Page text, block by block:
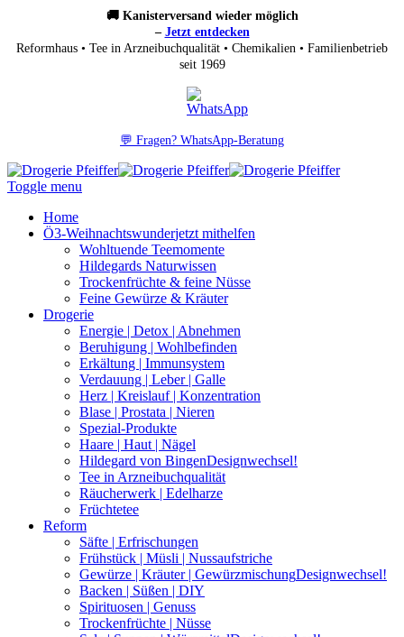
🚚 Kanisterversand wieder möglich
– Jetzt entdecken
Reformhaus • Tee in Arzneibuchqualität • Chemikalien • Familienbetrieb
seit 1969
💬 Fragen? WhatsApp-Beratung
Toggle menu
Home
Ö3-Weihnachtswunderjetzt mithelfen
Wohltuende Teemomente
Hildegards Naturwissen
Trockenfrüchte & feine Nüsse
Feine Gewürze & Kräuter
Drogerie
Energie | Detox | Abnehmen
Beruhigung | Wohlbefinden
Erkältung | Immunsystem
Verdauung | Leber | Galle
Herz | Kreislauf | Konzentration
Blase | Prostata | Nieren
Spezial-Produkte
Haare | Haut | Nägel
Hildegard von BingenDesignwechsel!
Tee in Arzneibuchqualität
Räucherwerk | Edelharze
Früchtetee
Reform
Säfte | Erfrischungen
Frühstück | Müsli | Nussaufstriche
Gewürze | Kräuter | GewürzmischungDesignwechsel!
Backen | Süßen | DIY
Spirituosen | Genuss
Trockenfrüchte | Nüsse